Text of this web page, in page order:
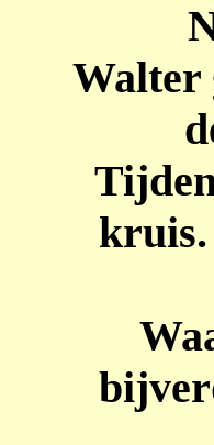
Walter